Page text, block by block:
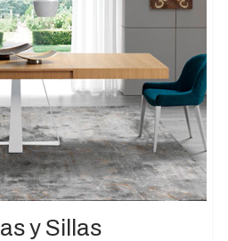
y Sillas